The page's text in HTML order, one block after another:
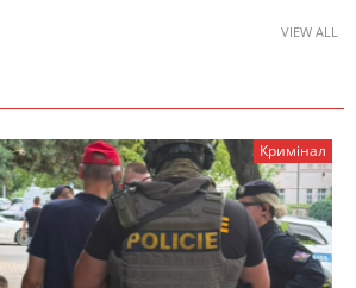
VIEW ALL
Кримінал